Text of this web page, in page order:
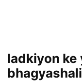
ladkiyon ke